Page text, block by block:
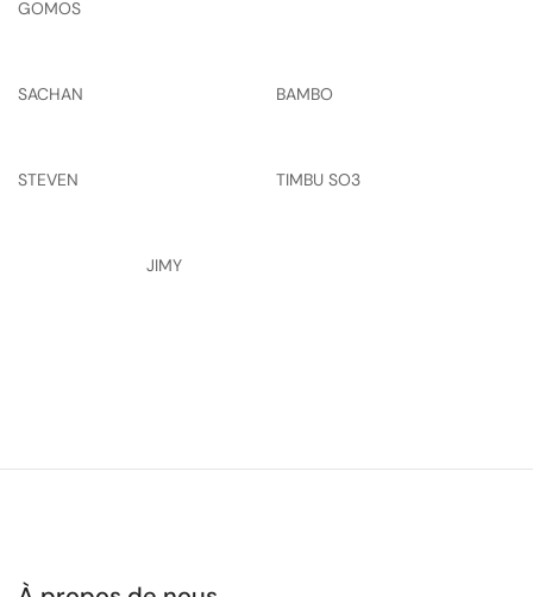
GOMOS
SACHAN BAMBO
STEVEN TIMBU SO3
JIMY